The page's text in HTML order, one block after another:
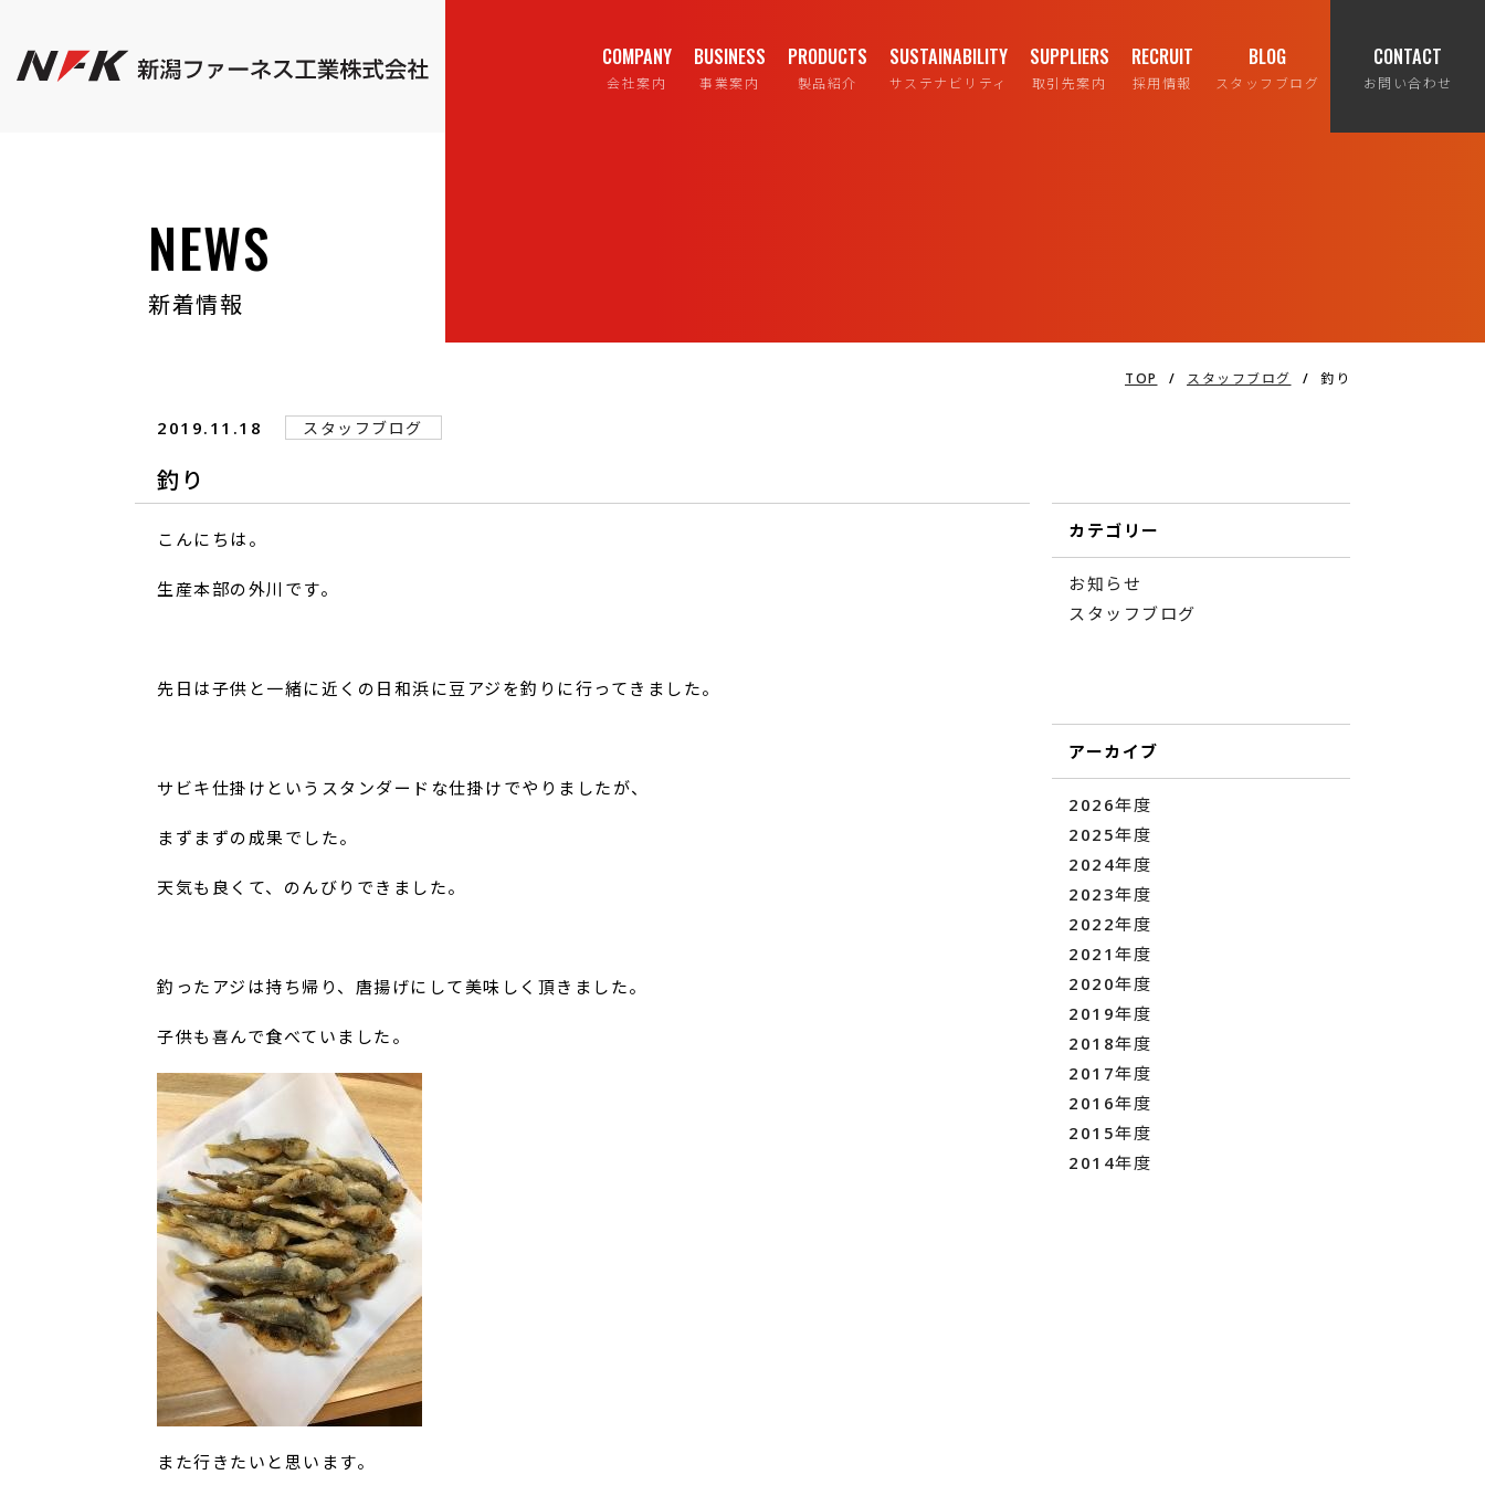
COMPANY
会社案内
BUSINESS
事業案内
PRODUCTS
製品紹介
SUSTAINABILITY
サステナビリティ
SUPPLIERS
取引先案内
RECRUIT
採用情報
BLOG
スタッフブログ
CONTACT
お問い合わせ
NEWS
新着情報
TOP / スタッフブログ / 釣り
2019.11.18 スタッフブログ
釣り
こんにちは。
生産本部の外川です。
先日は子供と一緒に近くの日和浜に豆アジを釣りに行ってきました。
サビキ仕掛けというスタンダードな仕掛けでやりましたが、
まずまずの成果でした。
天気も良くて、のんびりできました。
釣ったアジは持ち帰り、唐揚げにして美味しく頂きました。
子供も喜んで食べていました。
また行きたいと思います。
カテゴリー
お知らせ
スタッフブログ
アーカイブ
2026年度
2025年度
2024年度
2023年度
2022年度
2021年度
2020年度
2019年度
2018年度
2017年度
2016年度
2015年度
2014年度